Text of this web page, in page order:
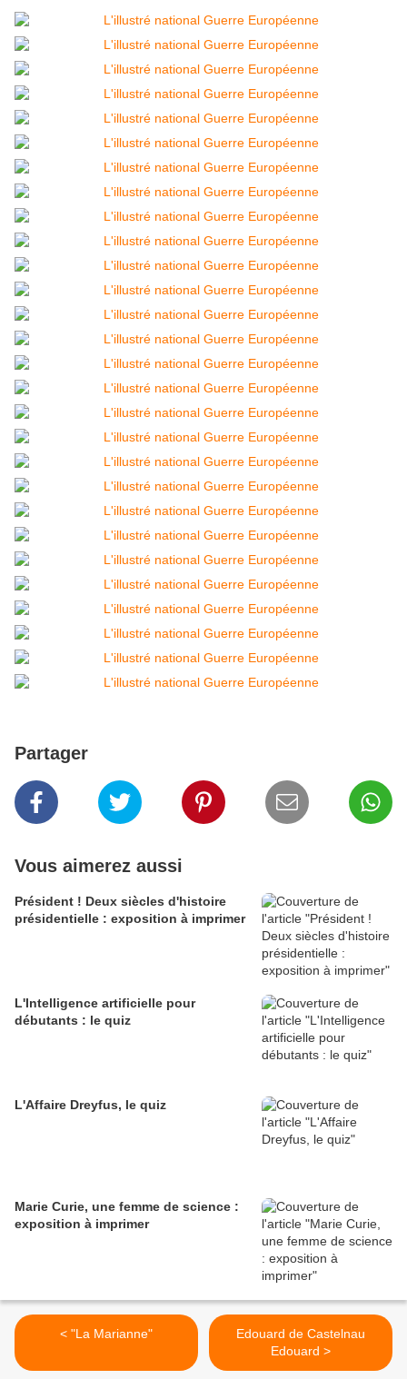
Partager
Vous aimerez aussi
Président ! Deux siècles d'histoire
présidentielle : exposition à imprimer
L'Intelligence artificielle pour
débutants : le quiz
L'Affaire Dreyfus, le quiz
Marie Curie, une femme de science :
exposition à imprimer
< "La Marianne"
Edouard de Castelnau
Edouard >